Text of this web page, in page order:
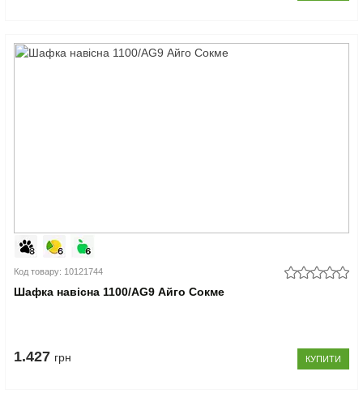
Код товару: 10121744
Шафка навісна 1100/AG9 Айго Сокме
1.427 грн КУПИТИ